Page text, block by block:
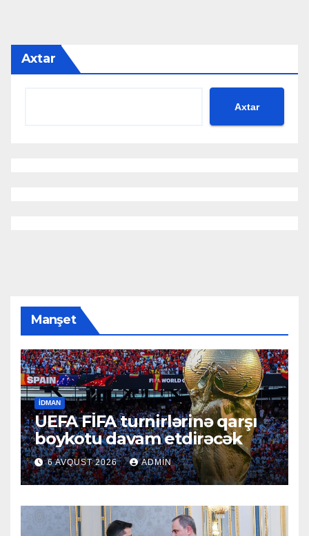
Axtar
Axtar
Manşet
İDMAN
UEFA FİFA turnirlərinə qarşı
boykotu davam etdirəcək
6 AVQUST 2026 ADMIN